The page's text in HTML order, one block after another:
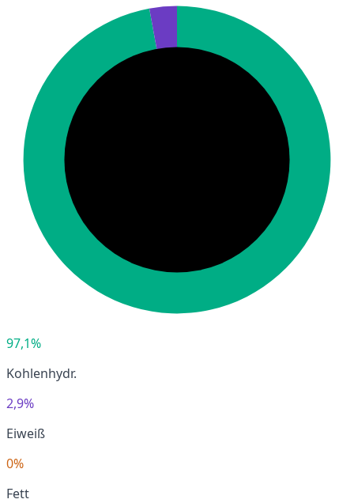
97,1%
Kohlenhydr.
2,9%
Eiweiß
0%
Fett